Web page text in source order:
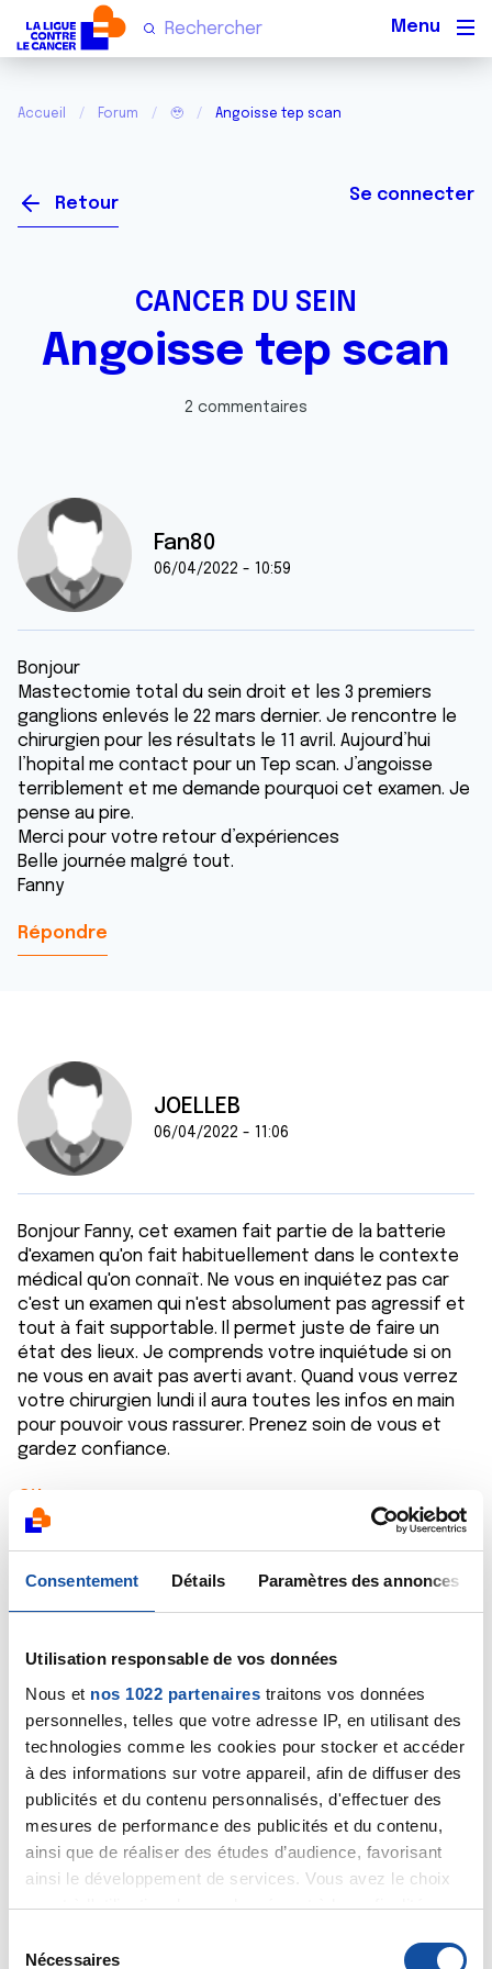
Consentement Détails Paramètres des annonces
Utilisation responsable de vos données
Nous et nos 1022 partenaires traitons vos données
personnelles, telles que votre adresse IP, en utilisant des
technologies comme les cookies pour stocker et accéder
à des informations sur votre appareil, afin de diffuser des
publicités et du contenu personnalisés, d'effectuer des
mesures de performance des publicités et du contenu,
ainsi que de réaliser des études d’audience, favorisant
ainsi le développement de services. Vous avez le choix
quant à l'utilisation de vos données et à leurs finalités.
tout moment en consultant la Déclaration relative aux
Nécessaires
Accueil Forum 🥹 Angoisse tep scan
Retour Se connecter
CANCER DU SEIN
Angoisse tep scan
2 commentaires
Fan80
06/04/2022 - 10:59
Bonjour
Mastectomie total du sein droit et les 3 premiers
ganglions enlevés le 22 mars dernier. Je rencontre le
chirurgien pour les résultats le 11 avril. Aujourd’hui
l’hopital me contact pour un Tep scan. J’angoisse
terriblement et me demande pourquoi cet examen. Je
pense au pire.
Merci pour votre retour d’expériences
Belle journée malgré tout.
Fanny
Répondre
JOELLEB
06/04/2022 - 11:06
Bonjour Fanny, cet examen fait partie de la batterie
d'examen qu'on fait habituellement dans le contexte
médical qu'on connaît. Ne vous en inquiétez pas car
c'est un examen qui n'est absolument pas agressif et
tout à fait supportable. Il permet juste de faire un
état des lieux. Je comprends votre inquiétude si on
ne vous en avait pas averti avant. Quand vous verrez
votre chirurgien lundi il aura toutes les infos en main
pour pouvoir vous rassurer. Prenez soin de vous et
gardez confiance.
Huma
Bonjour Fanny comme l’a très bien expliqué Joëlle cet
examen est normal pour écarter toute suspicion de
propagation dans le reste du corps. Ce n’est en aucun
cas en raison d’un doute ou quoi que ce soit (Et même
si c’était le cas vous serez soignée en connaissance
pas tout va bien se passer et vous n’aurez aucune